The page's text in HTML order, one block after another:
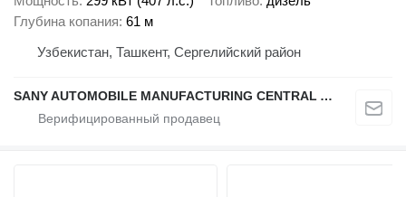
Глубина копания 61 м
Узбекистан, Ташкент, Сергелийский район
SANY AUTOMOBILE MANUFACTURING CENTRAL ASIA